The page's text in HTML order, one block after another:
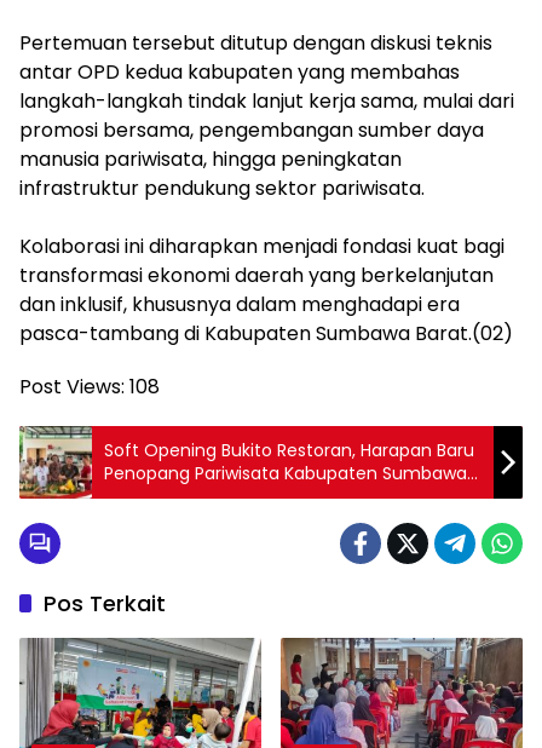
Pertemuan tersebut ditutup dengan diskusi teknis
antar OPD kedua kabupaten yang membahas
langkah-langkah tindak lanjut kerja sama, mulai dari
promosi bersama, pengembangan sumber daya
manusia pariwisata, hingga peningkatan
infrastruktur pendukung sektor pariwisata.
Kolaborasi ini diharapkan menjadi fondasi kuat bagi
transformasi ekonomi daerah yang berkelanjutan
dan inklusif, khususnya dalam menghadapi era
pasca-tambang di Kabupaten Sumbawa Barat.(02)
Post Views: 108
Soft Opening Bukito Restoran, Harapan Baru
Penopang Pariwisata Kabupaten Sumbawa
Barat
Pos Terkait